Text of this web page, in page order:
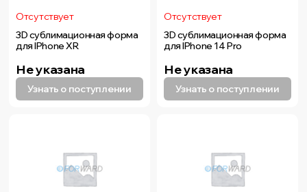
Отсутствует
3D сублимационная форма
для IPhone XR
Не указана
Узнать о поступлении
Отсутствует
3D сублимационная форма
для IPhone 14 Pro
Не указана
Узнать о поступлении